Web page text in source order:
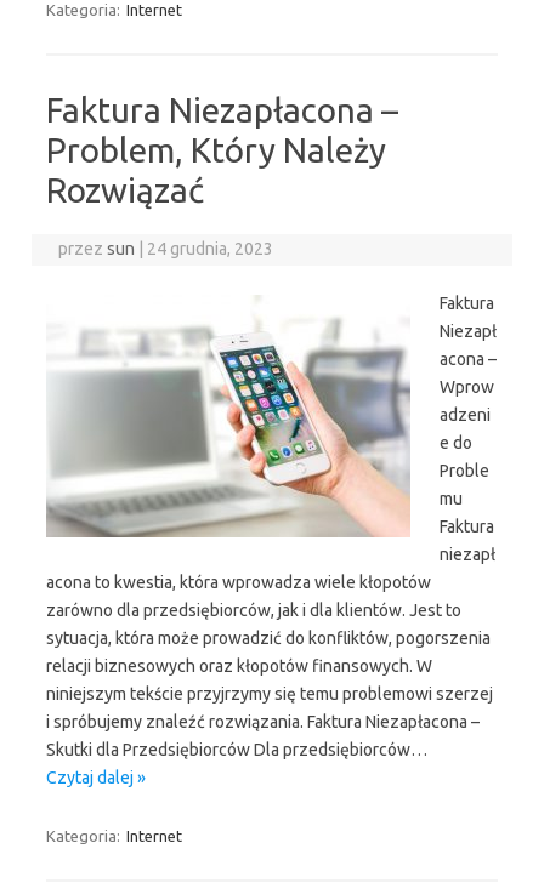
Kategoria: Internet
Faktura Niezapłacona –
Problem, Który Należy
Rozwiązać
przezsun 24 grudnia, 2023
Faktura
Niezapł
acona –
Wprow
adzeni
e do
Proble
mu
Faktura
niezapł
acona to kwestia, która wprowadza wiele kłopotów
zarówno dla przedsiębiorców, jak i dla klientów. Jest to
sytuacja, która może prowadzić do konfliktów, pogorszenia
relacji biznesowych oraz kłopotów finansowych. W
niniejszym tekście przyjrzymy się temu problemowi szerzej
i spróbujemy znaleźć rozwiązania. Faktura Niezapłacona –
Skutki dla Przedsiębiorców Dla przedsiębiorców…
Czytaj dalej »
Kategoria: Internet